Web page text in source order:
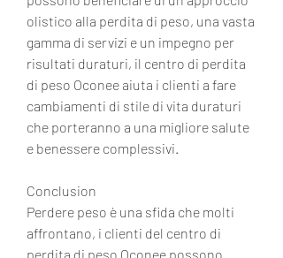
olistico alla perdita di peso, una vasta
gamma di servizi e un impegno per
risultati duraturi, il centro di perdita
di peso Oconee aiuta i clienti a fare
cambiamenti di stile di vita duraturi
che porteranno a una migliore salute
e benessere complessivi.
Conclusion
Perdere peso è una sfida che molti
affrontano, i clienti del centro di
perdita di peso Oconee possono